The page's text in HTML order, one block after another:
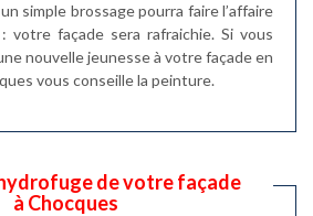
simple brossage pourra faire l’affaire
: votre façade sera rafraichie. Si vous
nouvelle jeunesse à votre façade en
vous conseille la peinture.
de votre façade
à Chocques